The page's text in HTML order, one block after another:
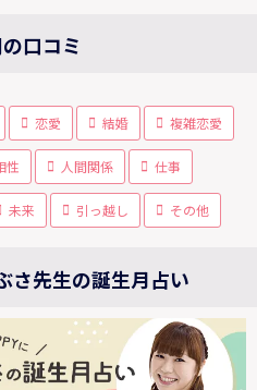
口コミ
恋愛 結婚 複雑恋愛
性 人間関係 仕事
未来 引っ越し その他
さ先生の誕生月占い